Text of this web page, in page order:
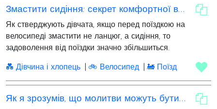
Змастити сидіння: секрет комфортної велопрогулянки
Як стверджують дівчата, якщо перед поїздкою на
велосипеді змастити не ланцюг, а сидіння, то
задоволення від поїздки значно збільшиться.
💑 Дівчина і хлопець 🚲 Велосипед 🚂 Поїзд
Як я зрозумів, що молитви можуть бути різними